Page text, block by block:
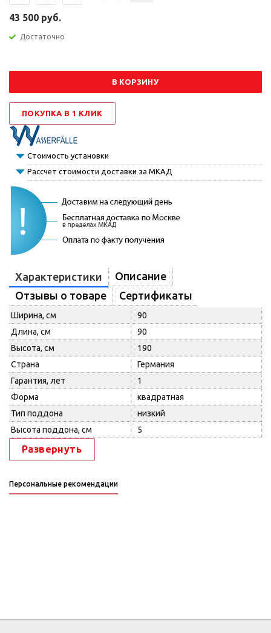
43 500 руб.
Достаточно
В КОРЗИНУ
ПОКУПКА В 1 КЛИК
Стоимость установки
Рассчет стоимости доставки за МКАД
Характеристики
Описание
Отзывы о товаре
Сертификаты
Ширина, см
90
Длина, см
90
Высота, см
190
Страна
Германия
Гарантия, лет
1
Форма
квадратная
Тип поддона
низкий
Высота поддона, см
5
Развернуть
Персональные рекомендации